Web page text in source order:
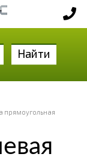
Найти
прямоугольная